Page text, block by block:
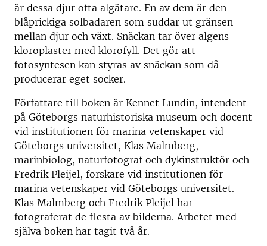
är dessa djur ofta algätare. En av dem är den
blåprickiga solbadaren som suddar ut gränsen
mellan djur och växt. Snäckan tar över algens
kloroplaster med klorofyll. Det gör att
fotosyntesen kan styras av snäckan som då
producerar eget socker.
Författare till boken är Kennet Lundin, intendent
på Göteborgs naturhistoriska museum och docent
vid institutionen för marina vetenskaper vid
Göteborgs universitet, Klas Malmberg,
marinbiolog, naturfotograf och dykinstruktör och
Fredrik Pleijel, forskare vid institutionen för
marina vetenskaper vid Göteborgs universitet.
Klas Malmberg och Fredrik Pleijel har
fotograferat de flesta av bilderna. Arbetet med
själva boken har tagit två år.